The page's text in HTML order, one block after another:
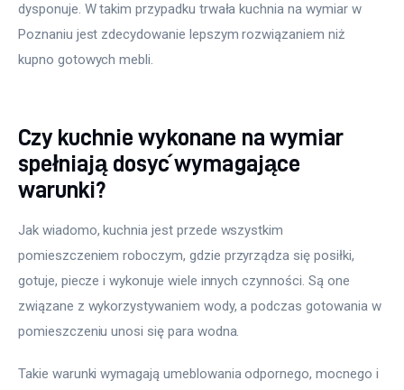
dysponuje. W takim przypadku trwała kuchnia na wymiar w
Poznaniu jest zdecydowanie lepszym rozwiązaniem niż
kupno gotowych mebli.
Czy kuchnie wykonane na wymiar
spełniają dosyć wymagające
warunki?
Jak wiadomo, kuchnia jest przede wszystkim
pomieszczeniem roboczym, gdzie przyrządza się posiłki,
gotuje, piecze i wykonuje wiele innych czynności. Są one
związane z wykorzystywaniem wody, a podczas gotowania w
pomieszczeniu unosi się para wodna.
Takie warunki wymagają umeblowania odpornego, mocnego i